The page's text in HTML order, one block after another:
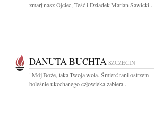
zmarł nasz Ojciec, Teść i Dziadek Marian Sawicki...
DANUTA BUCHTA SZCZECIN
"Mój Boże, taka Twoja wola. Śmierć rani ostrzem
boleśnie ukochanego człowieka zabiera...